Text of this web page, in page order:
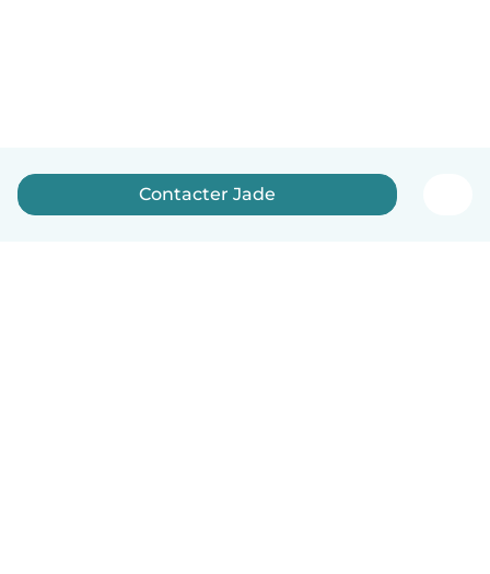
Contacter Jade